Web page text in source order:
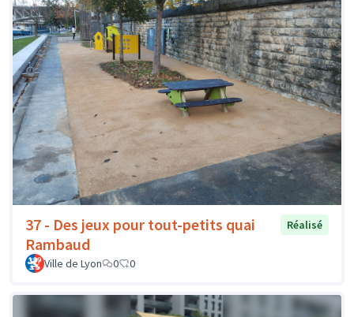
37 - Des jeux pour tout-petits quai
Rambaud
Réalisé
Ville de Lyon 0 0